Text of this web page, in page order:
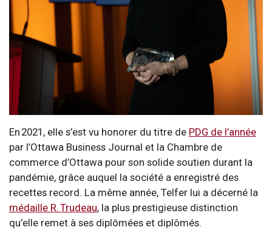
En 2021, elle s’est vu honorer du titre de PDG de l’année
par l’Ottawa Business Journal et la Chambre de
commerce d’Ottawa pour son solide soutien durant la
pandémie, grâce auquel la société a enregistré des
recettes record. La même année, Telfer lui a décerné la
médaille R. Trudeau, la plus prestigieuse distinction
qu’elle remet à ses diplômées et diplômés.